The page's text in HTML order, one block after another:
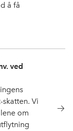
å få
ved
Vi
om